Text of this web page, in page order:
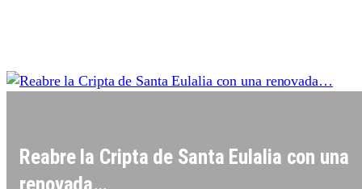
Reabre la Cripta de Santa Eulalia con una